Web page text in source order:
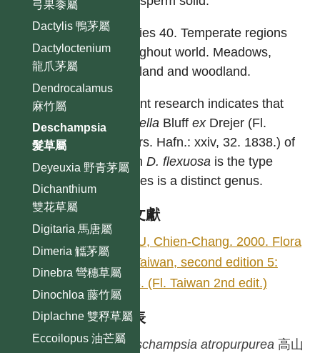
弓果黍屬
Dactylis 鴨茅屬
Dactyloctenium
龍爪茅屬
Dendrocalamus
麻竹屬
Deschampsia
髮草屬
Deyeuxia 野青茅屬
Dichanthium
雙花草屬
Digitaria 馬唐屬
Dimeria 觿茅屬
Dinebra 彎穗草屬
Dinochloa 藤竹屬
Diplachne 雙稃草屬
Eccoilopus 油芒屬
Species 40. Temperate regions
throughout world. Meadows,
moorland and woodland.
Recent research indicates that
Avenella BluffexDrejer (Fl.
Excurs. Hafn.: xxiv, 32. 1838.) of
whichD. flexuosa is the type
species is a distinct genus.
參考文獻
HSU, Chien-Chang. 2000. Flora
of Taiwan, second edition 5:
318. (Fl. Taiwan 2nd edit.)
種列表
Deschampsia atropurpurea 高山